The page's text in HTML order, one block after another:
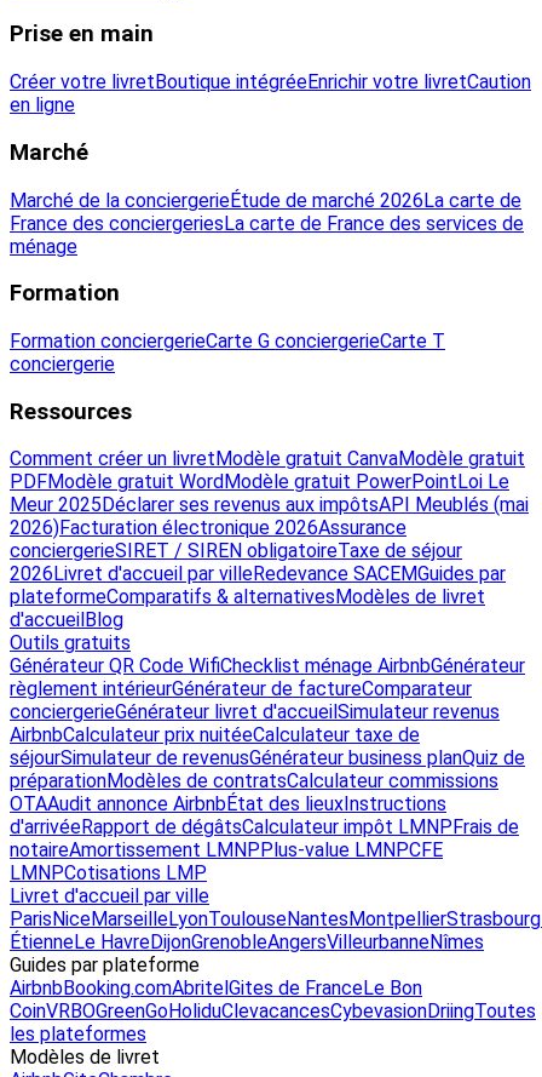
Prise en main
Créer votre livretBoutique intégréeEnrichir votre livretCaution
en ligne
Marché
Marché de la conciergerieÉtude de marché 2026La carte de
France des conciergeriesLa carte de France des services de
ménage
Formation
Formation conciergerieCarte G conciergerieCarte T
conciergerie
Ressources
Comment créer un livret Modèle gratuit CanvaModèle gratuit
PDFModèle gratuit Word Modèle gratuit PowerPoint Loi Le
Meur 2025 Déclarer ses revenus aux impôtsAPI Meublés (mai
2026)Facturation électronique 2026Assurance
conciergerieSIRET / SIREN obligatoireTaxe de séjour
2026 Livret d'accueil par villeRedevance SACEMGuides par
plateformeComparatifs & alternatives Modèles de livret
d'accueil Blog
Outils gratuits
Générateur QR Code WifiChecklist ménage AirbnbGénérateur
règlement intérieurGénérateur de factureComparateur
conciergerieGénérateur livret d'accueil Simulateur revenus
AirbnbCalculateur prix nuitéeCalculateur taxe de
séjourSimulateur de revenusGénérateur business planQuiz de
préparationModèles de contratsCalculateur commissions
OTAAudit annonce AirbnbÉtat des lieux Instructions
d'arrivéeRapport de dégâtsCalculateur impôt LMNPFrais de
notaireAmortissement LMNPPlus-value LMNPCFE
LMNPCotisations LMP
Livret d'accueil par ville
Paris NiceMarseilleLyonToulouseNantes MontpellierStrasbourg
ÉtienneLe HavreDijonGrenobleAngersVilleurbanneNîmes
Guides par plateforme
AirbnbBooking.comAbritel Gites de FranceLe Bon
CoinVRBOGreenGoHoliduClevacancesCybevasionDriingToutes
les plateformes
Modèles de livret